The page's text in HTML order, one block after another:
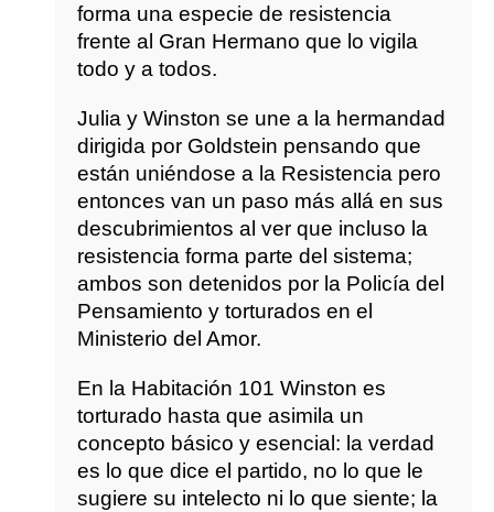
forma una especie de resistencia
frente al Gran Hermano que lo vigila
todo y a todos.
Julia y Winston se une a la hermandad
dirigida por Goldstein pensando que
están uniéndose a la Resistencia pero
entonces van un paso más allá en sus
descubrimientos al ver que incluso la
resistencia forma parte del sistema;
ambos son detenidos por la Policía del
Pensamiento y torturados en el
Ministerio del Amor.
En la Habitación 101 Winston es
torturado hasta que asimila un
concepto básico y esencial: la verdad
es lo que dice el partido, no lo que le
sugiere su intelecto ni lo que siente; la